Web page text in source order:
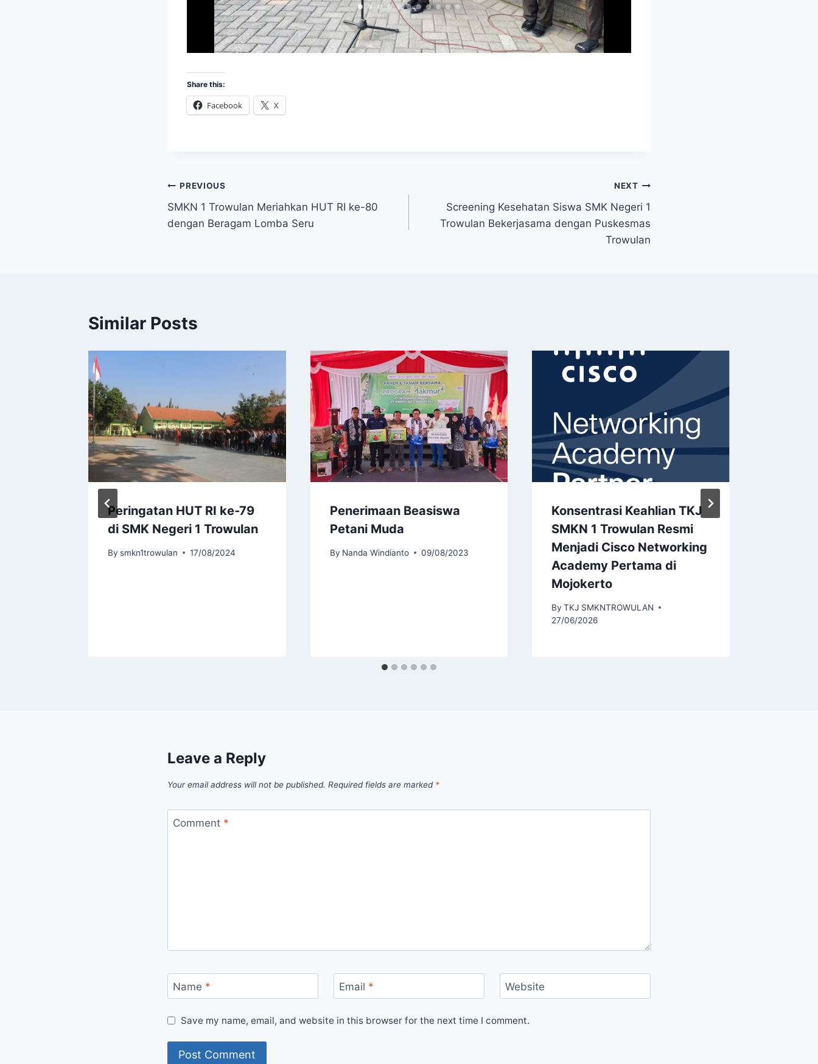
Share this:
Facebook X
Post
navigation
PREVIOUS
SMKN 1 Trowulan Meriahkan HUT RI ke-80
dengan Beragam Lomba Seru
NEXT
Screening Kesehatan Siswa SMK Negeri 1
Trowulan Bekerjasama dengan Puskesmas
Trowulan
Similar Posts
Peringatan HUT RI ke-79
di SMK Negeri 1 Trowulan
By smkn1trowulan 17/08/2024
Penerimaan Beasiswa
Petani Muda
By Nanda Windianto 09/08/2023
Konsentrasi Keahlian TKJ
SMKN 1 Trowulan Resmi
Menjadi Cisco Networking
Academy Pertama di
Mojokerto
By TKJ SMKNTROWULAN
27/06/2026
Leave a Reply
Your email address will not be published. Required fields are marked *
Comment *
Name * Email * Website
Save my name, email, and website in this browser for the next time I comment.